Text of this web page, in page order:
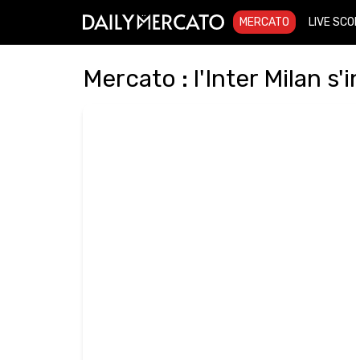
MERCATO LIVE
Mercato : l'Inter Milan